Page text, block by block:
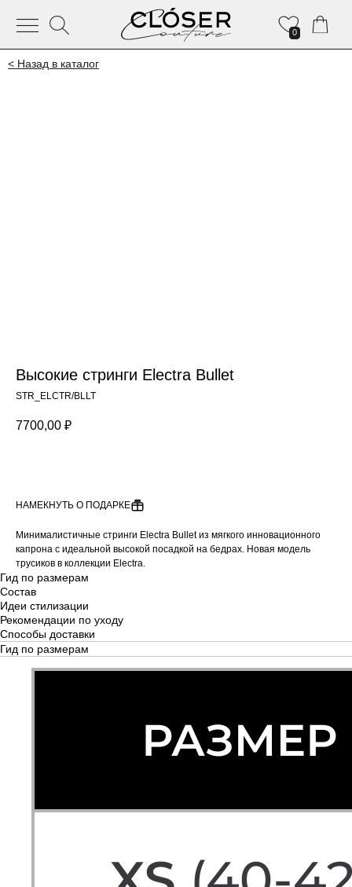
0
< Назад в каталог
Высокие стринги Electra Bullet
STR_ELCTR/BLLT
7700,00 ₽
НАМЕКНУТЬ О ПОДАРКЕ
Минималистичные стринги Electra Bullet из мягкого инновационного
капрона с идеальной высокой посадкой на бедрах. Новая модель
трусиков в коллекции Electra.
Гид по размерам
Состав
Идеи стилизации
Рекомендации по уходу
Способы доставки
Гид по размерам